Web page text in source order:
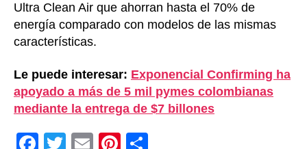
Ultra Clean Air que ahorran hasta el 70% de
energía comparado con modelos de las mismas
características.
Le puede interesar: Exponencial Confirming ha
apoyado a más de 5 mil pymes colombianas
mediante la entrega de $7 billones
F
T
E
Pi